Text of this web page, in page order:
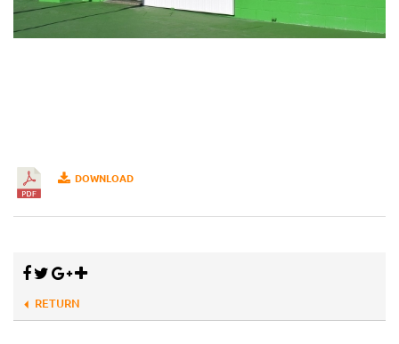
DOWNLOAD
RETURN